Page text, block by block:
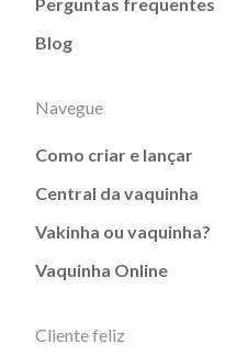
Blog
Navegue
Como criar e lançar
Central da vaquinha
Vakinha ou vaquinha?
Vaquinha Online
Cliente feliz